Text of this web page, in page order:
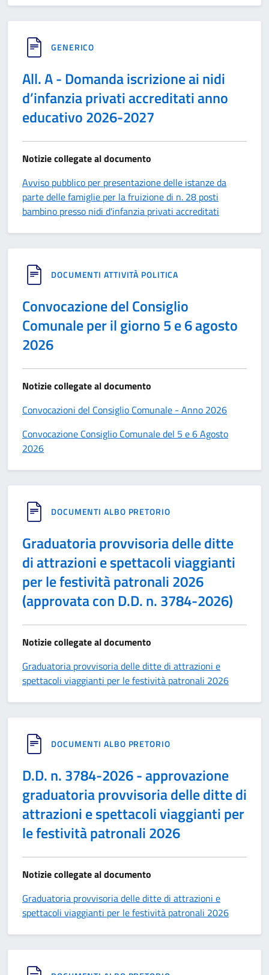
GENERICO
All. A - Domanda iscrizione ai nidi
d’infanzia privati accreditati anno
educativo 2026-2027
Notizie collegate al documento
Avviso pubblico per presentazione delle istanze da
parte delle famiglie per la fruizione di n. 28 posti
bambino presso nidi d'infanzia privati accreditati
DOCUMENTI ATTIVITÀ POLITICA
Convocazione del Consiglio
Comunale per il giorno 5 e 6 agosto
2026
Notizie collegate al documento
Convocazioni del Consiglio Comunale - Anno 2026
Convocazione Consiglio Comunale del 5 e 6 Agosto
2026
DOCUMENTI ALBO PRETORIO
Graduatoria provvisoria delle ditte
di attrazioni e spettacoli viaggianti
per le festività patronali 2026
(approvata con D.D. n. 3784-2026)
Notizie collegate al documento
Graduatoria provvisoria delle ditte di attrazioni e
spettacoli viaggianti per le festività patronali 2026
DOCUMENTI ALBO PRETORIO
D.D. n. 3784-2026 - approvazione
graduatoria provvisoria delle ditte di
attrazioni e spettacoli viaggianti per
le festività patronali 2026
Notizie collegate al documento
Graduatoria provvisoria delle ditte di attrazioni e
spettacoli viaggianti per le festività patronali 2026